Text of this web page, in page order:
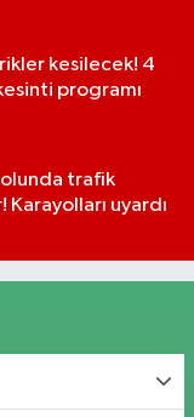
kesilecek! 4
programı
trafik
uyardı